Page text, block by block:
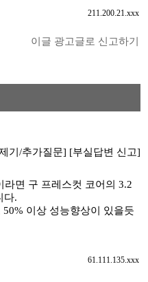
211.200.21.xxx
이글 광고글로 신고하기
기/추가질문] [부실답변 신고]
라면 구 프레스컷 코어의 3.2
다.
이상 성능향상이 있을듯
61.111.135.xxx